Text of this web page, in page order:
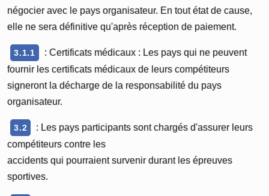
négocier avec le pays organisateur. En tout état de cause,
elle ne sera définitive qu'après réception de paiement.
3.1.1
: Certificats médicaux : Les pays qui ne peuvent
fournir les certificats médicaux de leurs compétiteurs
signeront la décharge de la responsabilité du pays
organisateur.
3.2
: Les pays participants sont chargés d'assurer leurs
compétiteurs contre les
accidents qui pourraient survenir durant les épreuves
sportives.